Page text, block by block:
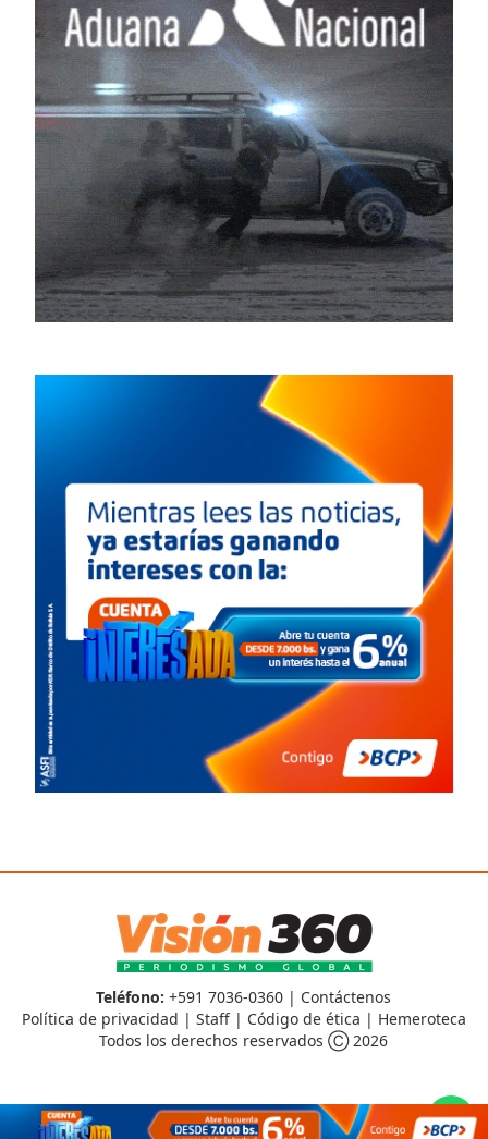
Teléfono: +591 7036-0360 | Contáctenos
Política de privacidad | Staff| Código de ética | Hemeroteca
Todos los derechos reservados Ⓒ 2026